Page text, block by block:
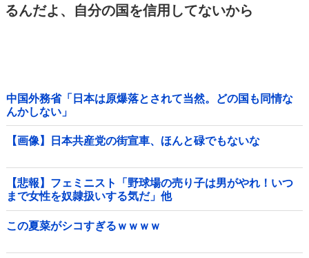
るんだよ、自分の国を信用してないから
中国外務省「日本は原爆落とされて当然。どの国も同情な
んかしない」
【画像】日本共産党の街宣車、ほんと碌でもないな
【悲報】フェミニスト「野球場の売り子は男がやれ！いつ
まで女性を奴隷扱いする気だ」他
この夏菜がシコすぎるｗｗｗｗ